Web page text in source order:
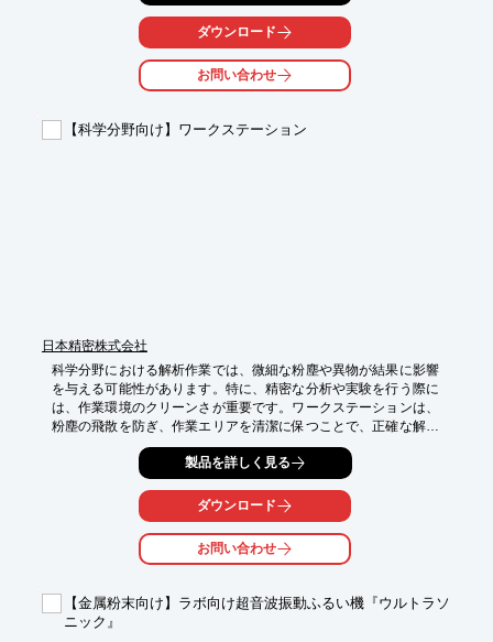
【活用シーン】
・岩石、鉱物の粉砕
・XRF分析の前処理
【導入の効果】
ダウンロード
お問い合わせ
【科学分野向け】ワークステーション
日本精密株式会社
科学分野における解析作業では、微細な粉塵や異物が結果に影響
を与える可能性があります。特に、精密な分析や実験を行う際に
は、作業環境のクリーンさが重要です。ワークステーションは、
粉塵の飛散を防ぎ、作業エリアを清潔に保つことで、正確な解析
結果を得るための環境を提供します。フードと集塵機が一体とな
っているため、粉体除去作業を手軽に行えます。
【活用シーン】
・研究室でのサンプル調製
・分析機器のメンテナンス
・粉体を取り扱う実験
・作業環境の改善による分析精度の向上
・作業者の健康保護
製品を詳しく見る
ダウンロード
お問い合わせ
【金属粉末向け】ラボ向け超音波振動ふるい機『ウルトラソ
ニック』